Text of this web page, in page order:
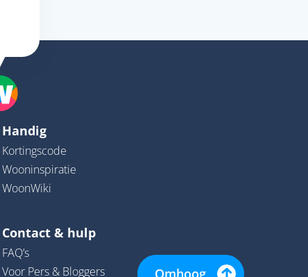
Handig
Kortingscode
Wooninspiratie
WoonWiki
Contact & hulp
FAQ’s
Voor Pers & Bloggers
Omhoog